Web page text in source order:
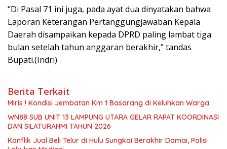
“Di Pasal 71 ini juga, pada ayat dua dinyatakan bahwa
Laporan Keterangan Pertanggungjawaban Kepala
Daerah disampaikan kepada DPRD paling lambat tiga
bulan setelah tahun anggaran berakhir,” tandas
Bupati.(Indri)
Berita Terkait
Miris ! Kondisi Jembatan Km 1 Basarang di Keluhkan Warga
WN88 SUB UNIT 13 LAMPUNG UTARA GELAR RAPAT KOORDINASI
DAN SILATURAHMI TAHUN 2026
Konflik Jual Beli Telur di Hulu Sungkai Berakhir Damai, Polisi